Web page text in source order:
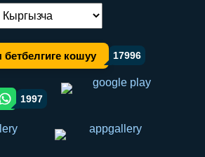
алмаштыруу:
кошуу 17996
orqali ulashish
WhatsApp orqali ulashish
1997